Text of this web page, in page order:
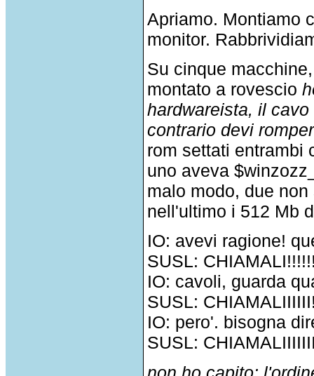
Apriamo. Montiamo
monitor.
Su cinque
montato a rovescio
hardwareista, il
contrario devi
rom settati entrambi
uno aveva
malo modo, due
nell'ultimo i 512 Mb
IO: avevi ragione!
SUSL:
IO: cavoli, guarda
SUSL:
IO: pero'. bisogna
SUSL: